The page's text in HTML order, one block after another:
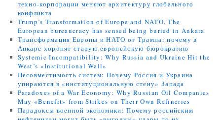
техно-корпорации меняют архитектуру глобального
конфликта
Trump’s Transformation of Europe and NATO. The
European bureaucracy has sensed being buried in Ankara
Трансформация Европы и НАТО от Трампа: почему в
Анкаре хоронят старую европейскую бюрократию
Systemic Incompatibility: Why Russia and Ukraine Hit the
West’s «Institutional Wall»
Несовместимость систем: Почему Россия и Украина
упираются в «институциональную стену» Запада
Paradoxes of a War Economy: Why Russian Oil Companies
May «Benefit» from Strikes on Their Own Refineries
Парадоксы военной экономики: Почему российским